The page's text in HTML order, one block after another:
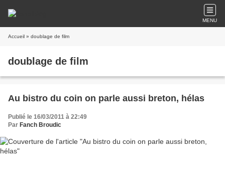
MENU
Accueil » doublage de film
doublage de film
Au bistro du coin on parle aussi breton, hélas
Publié le 16/03/2011 à 22:49
Par Fanch Broudic